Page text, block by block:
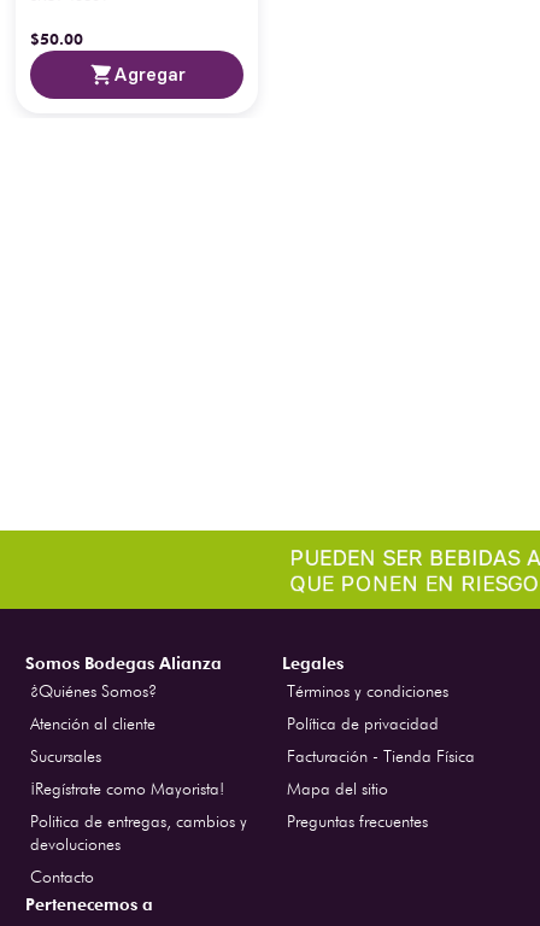
$50.00
Agregar
Somos Bodegas Alianza
¿Quiénes Somos?
Atención al cliente
Sucursales
¡Regístrate como Mayorista!
Politica de entregas, cambios y
devoluciones
Contacto
Legales
Términos y condiciones
Política de privacidad
Facturación - Tienda Física
Mapa del sitio
Preguntas frecuentes
Pertenecemos a